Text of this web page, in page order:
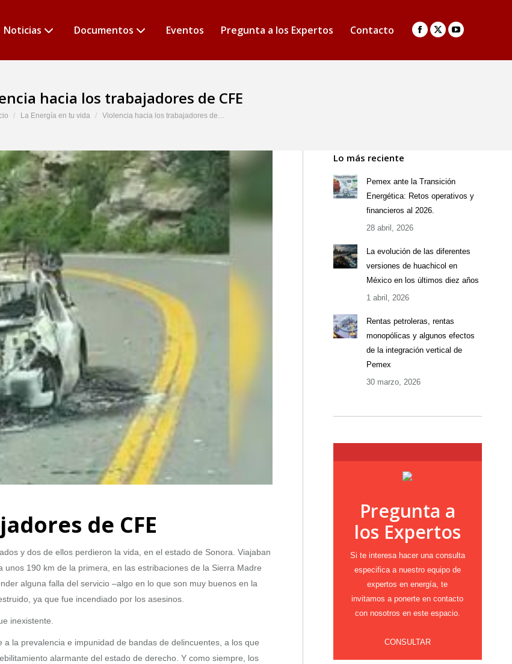
Noticias Documentos Eventos Pregunta a los Expertos Contacto
Facebook
X
YouTube
hacia los trabajadores de CFE
aquí:La Energía en tu vida Violencia hacia los trabajadores de…
de CFE
y dos de ellos perdieron la vida, en el estado de Sonora. Viajaban
190 km de la primera, en las estribaciones de la Sierra Madre
alguna falla del servicio –algo en lo que son muy buenos en la
ya que fue incendiado por los asesinos.
inexistente.
la prevalencia e impunidad de bandas de delincuentes, a los que
alarmante del estado de derecho. Y como siempre, los
Lo más reciente
Pemex ante la Transición
Energética: Retos operativos y
financieros al 2026.
28 abril, 2026
La evolución de las diferentes
versiones de huachicol en
México en los últimos diez años
1 abril, 2026
Rentas petroleras, rentas
monopólicas y algunos efectos
de la integración vertical de
Pemex
30 marzo, 2026
Pregunta a
los Expertos
Si te interesa hacer una consulta
especifica a nuestro equipo de
expertos en energía, te
invitamos a ponerte en contacto
con nosotros en este espacio.
CONSULTAR